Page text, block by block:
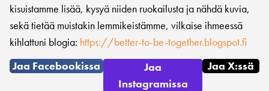
kisuistamme lisää, kysyä niiden ruokailusta ja nähdä kuvia,
sekä tietää muistakin lemmikeistämme, vilkaise ihmeessä
kihlattuni blogia: https://better-to-be-together.blogspot.fi
Jaa Facebookissa
Jaa
Instagramissa
Jaa X:ssä